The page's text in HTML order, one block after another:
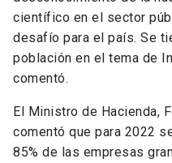
científico en el sector
desafío para el país. Se
población en el tema de
comentó.
El Ministro de Hacienda,
comentó que para 2022
85% de las empresas